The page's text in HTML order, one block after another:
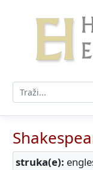
struka(e):